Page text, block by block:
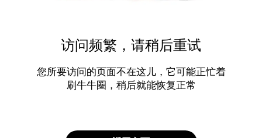
访问频繁，请稍后重试
您所要访问的页面不在这儿，它可能正忙着
刷牛牛圈，稍后就能恢复正常